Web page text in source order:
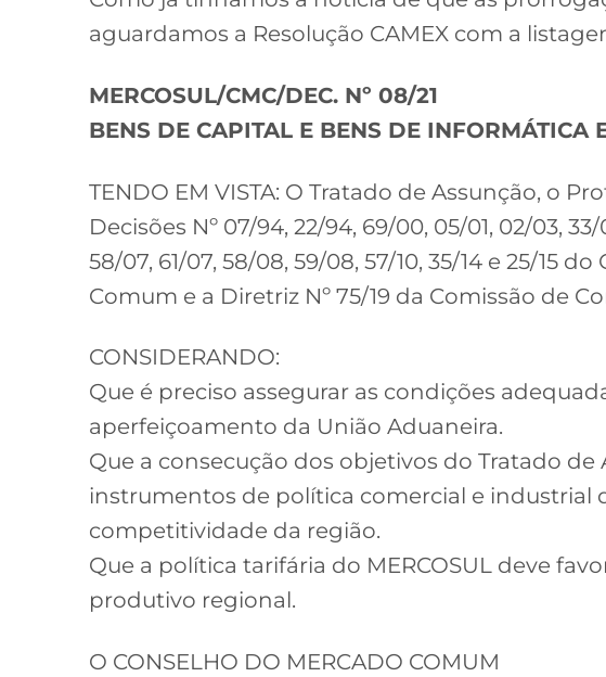
aguardamos a Resolução CAMEX com a
MERCOSUL/CMC/DEC. Nº 08/21
BENS DE CAPITAL E BENS DE INFORMÁTICA
TENDO EM VISTA: O Tratado de Assunção, o
Decisões Nº 07/94, 22/94, 69/00, 05/01, 02/03,
58/07, 61/07, 58/08, 59/08, 57/10, 35/14 e 25/15
Comum e a Diretriz Nº 75/19 da Comissão de
CONSIDERANDO:
Que é preciso assegurar as condições
aperfeiçoamento da União Aduaneira.
Que a consecução dos objetivos do Tratado
instrumentos de política comercial e industrial
competitividade da região.
Que a política tarifária do MERCOSUL deve
produtivo regional.
O CONSELHO DO MERCADO COMUM